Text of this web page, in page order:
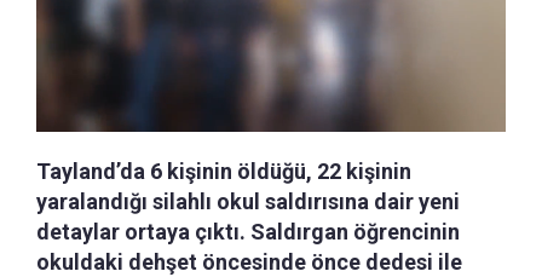
Tayland’da 6 kişinin öldüğü, 22 kişinin
yaralandığı silahlı okul saldırısına dair yeni
detaylar ortaya çıktı. Saldırgan öğrencinin
okuldaki dehşet öncesinde önce dedesi ile